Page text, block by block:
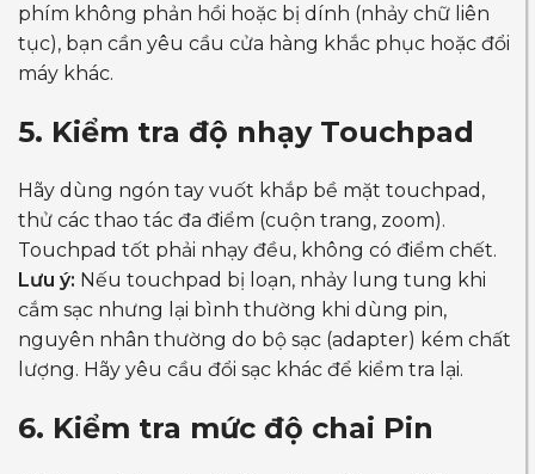
phím không phản hồi hoặc bị dính (nhảy chữ liên
tục), bạn cần yêu cầu cửa hàng khắc phục hoặc đổi
máy khác.
5. Kiểm tra độ nhạy Touchpad
Hãy dùng ngón tay vuốt khắp bề mặt touchpad,
thử các thao tác đa điểm (cuộn trang, zoom).
Touchpad tốt phải nhạy đều, không có điểm chết.
Lưu ý: Nếu touchpad bị loạn, nhảy lung tung khi
cắm sạc nhưng lại bình thường khi dùng pin,
nguyên nhân thường do bộ sạc (adapter) kém chất
lượng. Hãy yêu cầu đổi sạc khác để kiểm tra lại.
6. Kiểm tra mức độ chai Pin